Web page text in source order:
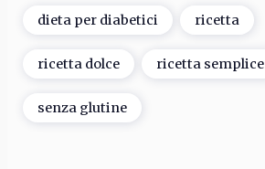
dieta per diabetici ricetta
ricetta dolce ricetta semplice
senza glutine